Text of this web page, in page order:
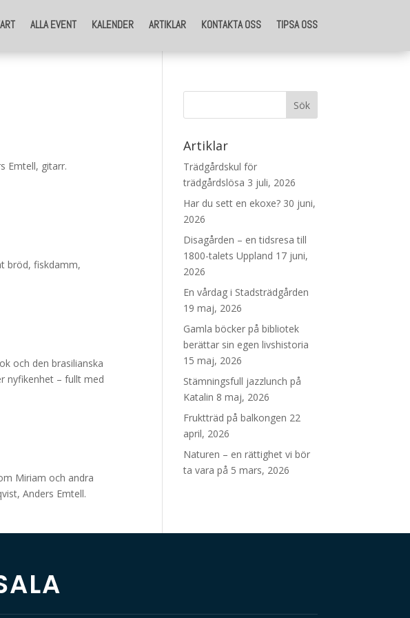
ALLA EVENT KALENDER ARTIKLAR KONTAKTA OSS TIPSA OSS
Emtell, gitarr.
bröd, fiskdamm,
och den brasilianska
nyfikenhet – fullt med
Miriam och andra
Anders Emtell.
Artiklar
Trädgårdskul för
trädgårdslösa 3 juli, 2026
Har du sett en ekoxe? 30 juni,
2026
Disagården – en tidsresa till
1800-talets Uppland 17 juni,
2026
En vårdag i Stadsträdgården
19 maj, 2026
Gamla böcker på bibliotek
berättar sin egen livshistoria
15 maj, 2026
Stämningsfull jazzlunch på
Katalin 8 maj, 2026
Fruktträd på balkongen 22
april, 2026
Naturen – en rättighet vi bör
ta vara på 5 mars, 2026